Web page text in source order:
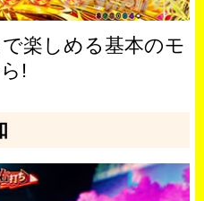
楽しめる基本のモ
!